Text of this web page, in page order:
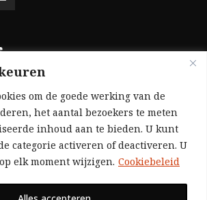
om de goede werking van de
het aantal bezoekers te meten
inhoud aan te bieden. U kunt
categorie activeren of deactiveren. U
elk moment wijzigen. Cookiebeleid
volledig zelf gefinancierd zijn
zonder commerciële
en zonder rijke sponsors), zijn we
van ons tijdschrift uitsluitend
de financiële steun van onze